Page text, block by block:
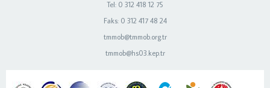
Tel: 0 312 418 12 75
Faks: 0 312 417 48 24
tmmob@tmmob.org.tr
tmmob@hs03.kep.tr